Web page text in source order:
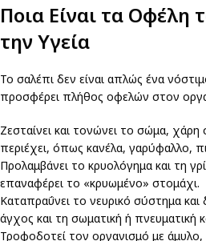
Ποια Είναι τα Οφέλη
την Υγεία
Το σαλέπι δεν είναι απλώς ένα
προσφέρει πλήθος οφελών στον
Ζεσταίνει και τονώνει το σώμα,
περιέχει, όπως κανέλα, γαρύφαλλο,
Προλαμβάνει το κρυολόγημα και τη
επαναφέρει το «κρυωμένο» στομάχι.
Καταπραΰνει το νευρικό σύστημα και
άγχος και τη σωματική ή πνευματική
Τροφοδοτεί τον οργανισμό με